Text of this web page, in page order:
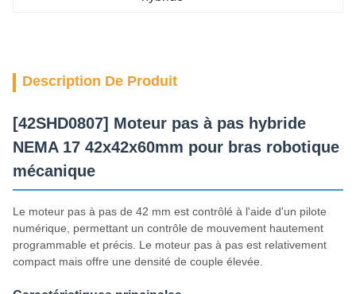
Description De Produit
[42SHD0807] Moteur pas à pas hybride
NEMA 17 42x42x60mm pour bras robotique
mécanique
Le moteur pas à pas de 42 mm est contrôlé à l'aide d'un pilote
numérique, permettant un contrôle de mouvement hautement
programmable et précis. Le moteur pas à pas est relativement
compact mais offre une densité de couple élevée.